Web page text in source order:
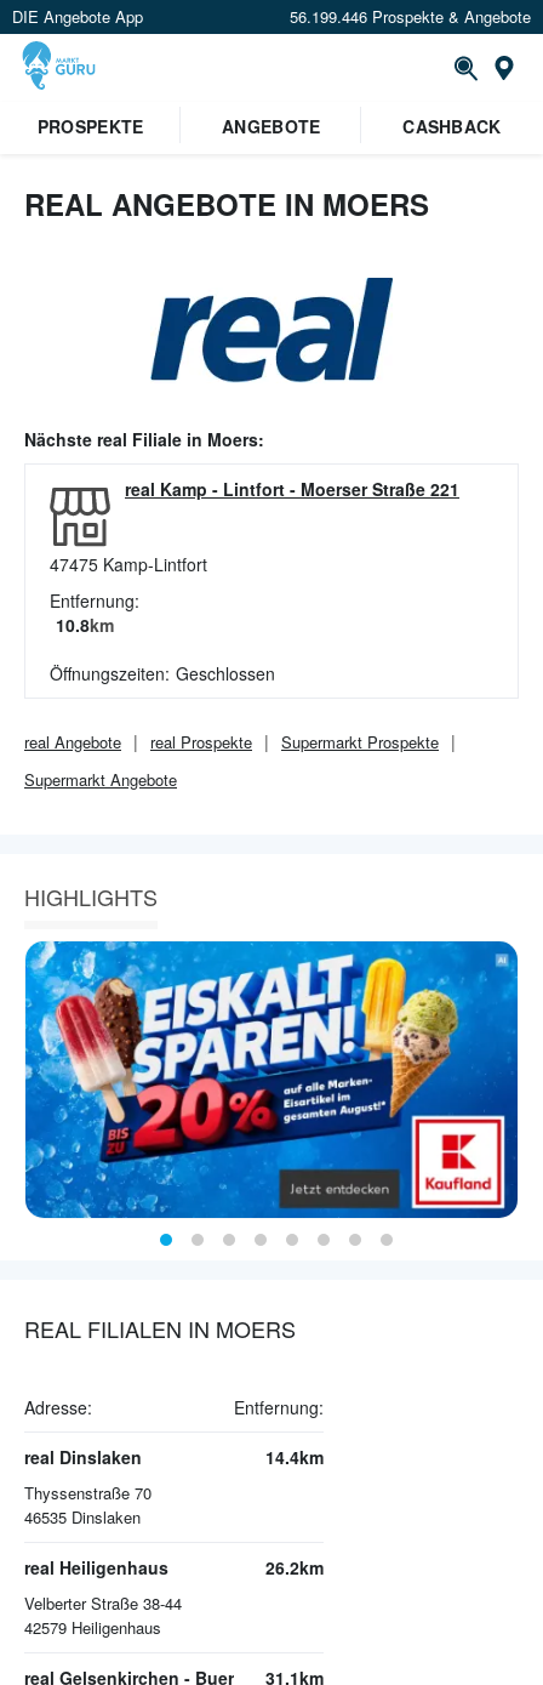
DIE Angebote App 56.199.446 Prospekte & Angebote
PROSPEKTE
ANGEBOTE CASHBACK
REAL ANGEBOTE IN MOERS
Nächste real Filiale in Moers:
real Kamp - Lintfort - Moerser Straße 221
47475 Kamp-Lintfort
Entfernung:
10.8km
Öffnungszeiten: Geschlossen
real Angebote real Prospekte Supermarkt Prospekte
Supermarkt Angebote
HIGHLIGHTS
REAL FILIALEN IN MOERS
Adresse: Entfernung:
real Dinslaken
Thyssenstraße 70
46535 Dinslaken
14.4km
real Heiligenhaus
Velberter Straße 38-44
42579 Heiligenhaus
26.2km
real Gelsenkirchen - Buer 31.1km